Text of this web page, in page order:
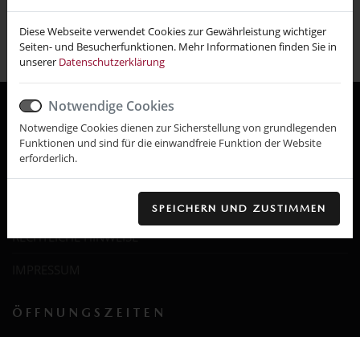
Diese Webseite verwendet Cookies zur Gewährleistung wichtiger
Seiten- und Besucherfunktionen. Mehr Informationen finden Sie in
unserer Datenschutzerklärung
Notwendige Cookies
Notwendige Cookies dienen zur Sicherstellung von grundlegenden
Funktionen und sind für die einwandfreie Funktion der Website
erforderlich.
SPEICHERN UND ZUSTIMMEN
NAVIGATION
DATENSCHUTZBESTIMMUNGEN
RECHTLICHE HINWEISE
ÖFFNUNGSZEITEN